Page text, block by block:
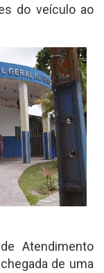
do veículo ao
Atendimento
de uma